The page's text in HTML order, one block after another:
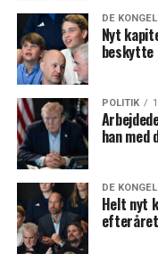
DE
Nyt
beskytte
POLITIK
han med
DE
Helt nyt